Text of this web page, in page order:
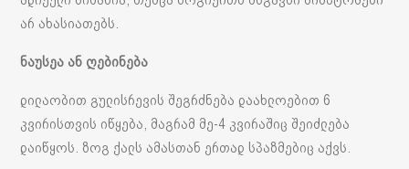
არ ახასიათებს.
ნაუსეა ან ღებინება
დილაობით გულისრევის შეგრძნება დაახლოებით 6
კვირისთვის იწყება, მაგრამ მე-4 კვირაშიც შეიძლება
დაიწყოს. ზოგ ქალს ამასთან ერთად სპაზმებიც აქვს.